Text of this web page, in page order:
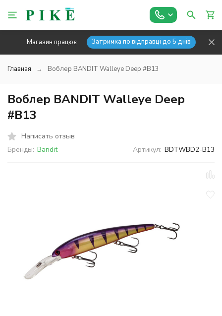
Магазин працює Затримка по відправці до 5 днів
Главная Воблер BANDIT Walleye Deep #B13
Воблер BANDIT Walleye Deep
#B13
Написать отзыв
Бренды: Bandit Артикул: BDTWBD2-B13